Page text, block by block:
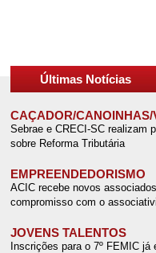
Últimas Notícias
CAÇADOR/CANOINHAS/
Sebrae e CRECI-SC realizam
sobre Reforma Tributária
EMPREENDEDORISMO
ACIC recebe novos
compromisso com o
JOVENS TALENTOS
Inscrições para o 7º FEMIC já